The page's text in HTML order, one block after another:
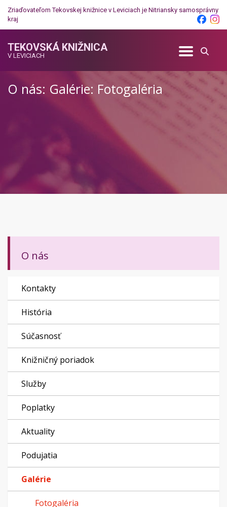
Zriaďovateľom Tekovskej knižnice v Leviciach je Nitriansky samosprávny
kraj
TEKOVSKÁ KNIŽNICA
V LEVICIACH
O nás: Galérie: Fotogaléria
O nás
Kontakty
História
Súčasnosť
Knižničný poriadok
Služby
Poplatky
Aktuality
Podujatia
Galérie
Fotogaléria